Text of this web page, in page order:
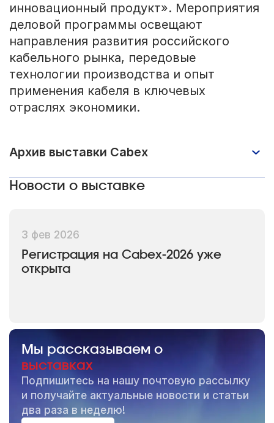
инновационный продукт». Мероприятия
деловой программы освещают
направления развития российского
кабельного рынка, передовые
технологии производства и опыт
применения кабеля в ключевых
отраслях экономики.
Архив выставки Cabex
России, Китая, Турции, Индии,
Казахстана и Беларуси
Деловая программа: 44 спикера, более
250 слушателей
Новости о выставке
3 фев 2026
Регистрация на Cabex-2026 уже
открыта
Мы рассказываем о
выставках
Подпишитесь на нашу почтовую рассылку
и получайте актуальные новости и статьи
два раза в неделю!